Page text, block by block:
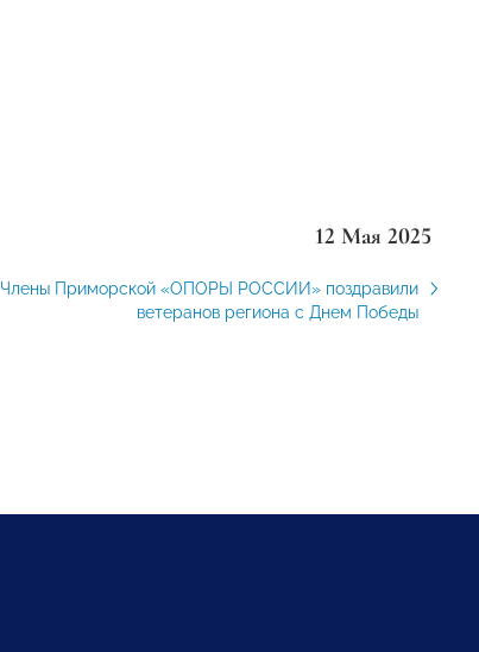
12 Мая 2025
Члены Приморской «ОПОРЫ РОССИИ» поздравили
ветеранов региона с Днем Победы